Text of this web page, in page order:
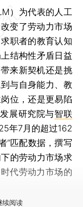
）为代表的人工
变了劳动力市场
职者的教育认知
结构性矛盾日益
来新契机还是挑
与自身能力、教
位，还是更易陷
展研究院与智联
年7月的超过162
”匹配数据，撰写
的劳动力市场求
代劳动力市场的
续阅读